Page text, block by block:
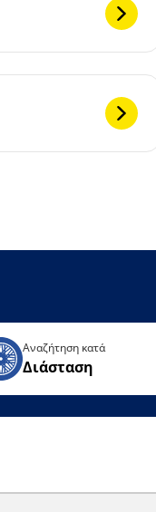
Αναζήτηση κατά
Διάσταση